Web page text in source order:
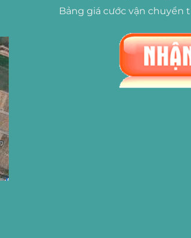
Bảng giá cước vận chuyển